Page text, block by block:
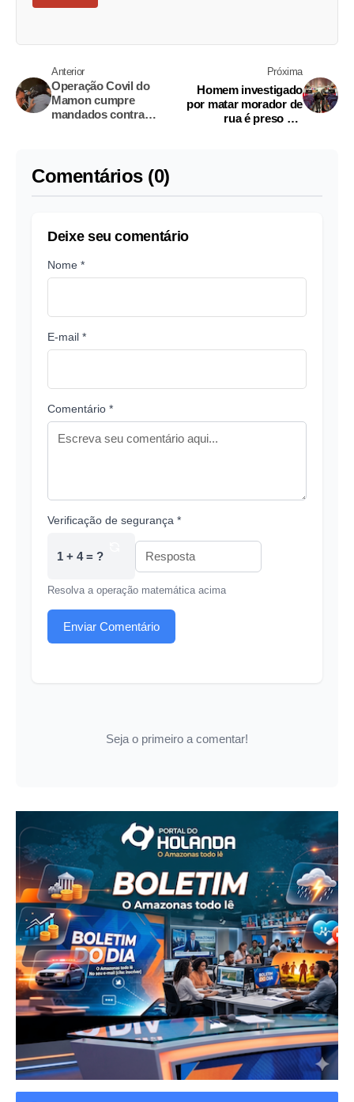
Anterior
Operação Covil do
Mamon cumpre
mandados contra
Próxima
Homem investigado
por matar morador de
rua é preso em
Comentários (0)
Deixe seu comentário
Nome *
E-mail *
Comentário *
Verificação de segurança *
1 + 4 = ?
Resolva a operação matemática acima
Enviar Comentário
Seja o primeiro a comentar!